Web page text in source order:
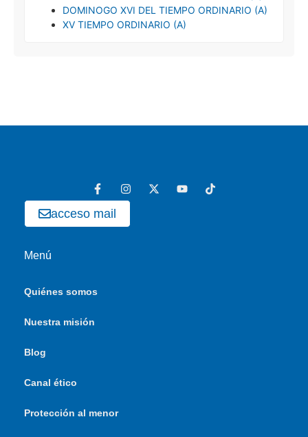
DOMINOGO XVI DEL TIEMPO ORDINARIO (A)
XV TIEMPO ORDINARIO (A)
acceso mail
Menú
Quiénes somos
Nuestra misión
Blog
Canal ético
Protección al menor